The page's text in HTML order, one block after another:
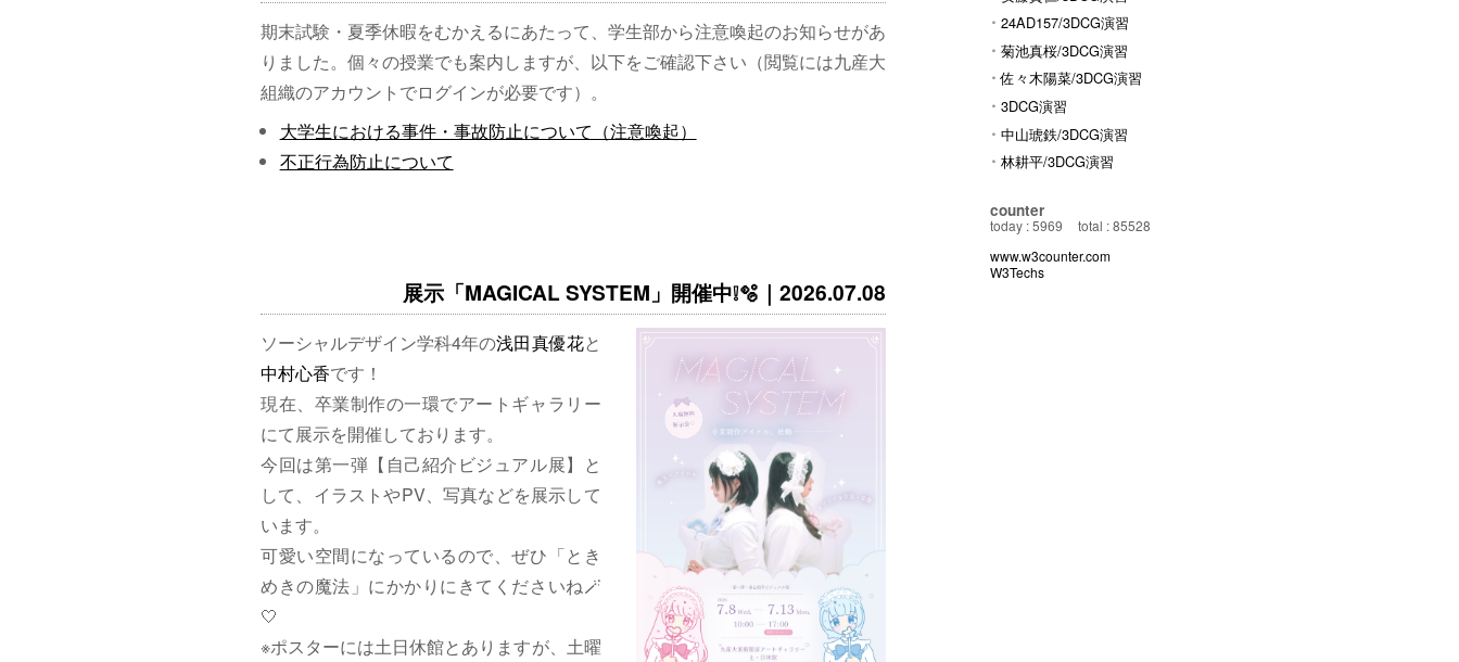
24AD157/3DCG演習
菊池真桜/3DCG演習
佐々木陽菜/3DCG演習
3DCG演習
中山琥鉄/3DCG演習
林耕平/3DCG演習
counter
today : 5969
total : 85528
www.w3counter.com
W3Techs
期末試験・夏季休暇をむかえるにあたって、学生部から注意喚起のお知らせがあ
りました。個々の授業でも案内しますが、以下をご確認下さい（閲覧には九産大
組織のアカウントでログインが必要です）。
大学生における事件・事故防止について（注意喚起）
不正行為防止について
展示「MAGICAL SYSTEM」開催中❕🫧｜2026.07.08
ソーシャルデザイン学科4年の浅田真優花と
中村心香です！
現在、卒業制作の一環でアートギャラリー
にて展示を開催しております。
今回は第一弾【自己紹介ビジュアル展】と
して、イラストやPV、写真などを展示して
います。
可愛い空間になっているので、ぜひ「とき
めきの魔法」にかかりにきてくださいね🪄
🤍
※ポスターには土日休館とありますが、土曜